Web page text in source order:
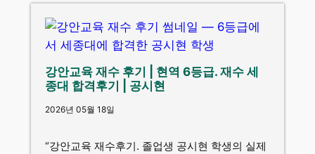
강안교육 재수 후기 | 현역 6등급. 재수 세
종대 합격후기 | 공시현
2026년 05월 18일
“강안교육 재수후기. 졸업생 공시현 학생의 실제